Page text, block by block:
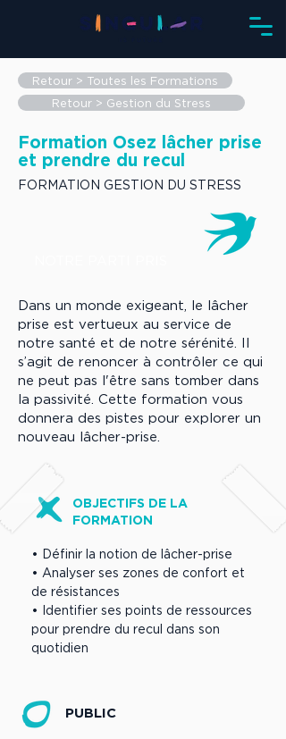
Retour > Toutes les Formations
Retour > Gestion du Stress
Formation Osez lâcher prise
et prendre du recul
FORMATION GESTION DU STRESS
Dans un monde exigeant, le lâcher
prise est vertueux au service de
notre santé et de notre sérénité. Il
s’agit de renoncer à contrôler ce qui
ne peut pas l'être sans tomber dans
la passivité. Cette formation vous
donnera des pistes pour explorer un
nouveau lâcher-prise.
OBJECTIFS DE LA
FORMATION
• Définir la notion de lâcher-prise
• Analyser ses zones de confort et
de résistances
• Identifier ses points de ressources
pour prendre du recul dans son
quotidien
PUBLIC